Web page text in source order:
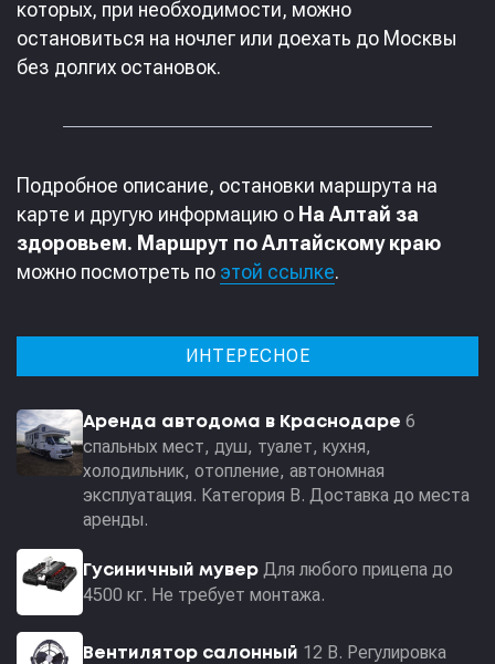
которых, при необходимости, можно
остановиться на ночлег или доехать до Москвы
без долгих остановок.
Подробное описание, остановки маршрута на
карте и другую информацию о На Алтай за
здоровьем. Маршрут по Алтайскому краю
можно посмотреть по этой ссылке.
ИНТЕРЕСНОЕ
Аренда автодома в Краснодаре 6
спальных мест, душ, туалет, кухня,
холодильник, отопление, автономная
эксплуатация. Категория В. Доставка до места
аренды.
Гусиничный мувер Для любого прицепа до
4500 кг. Не требует монтажа.
Вентилятор салонный 12 В. Регулировка